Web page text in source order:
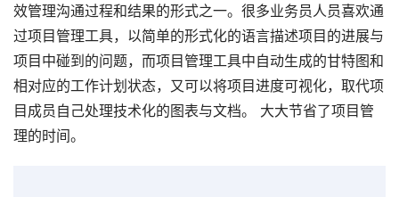
效管理沟通过程和结果的形式之一。很多业务员人员喜欢通
过项目管理工具，以简单的形式化的语言描述项目的进展与
项目中碰到的问题，而项目管理工具中自动生成的甘特图和
相对应的工作计划状态，又可以将项目进度可视化，取代项
目成员自己处理技术化的图表与文档。 大大节省了项目管
理的时间。